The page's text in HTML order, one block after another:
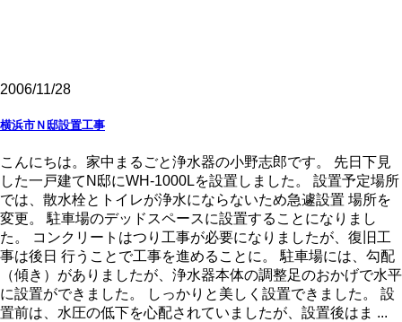
2006/11/28
横浜市Ｎ邸設置工事
こんにちは。家中まるごと浄水器の小野志郎です。 先日下見
した一戸建てN邸にWH-1000Lを設置しました。 設置予定場所
では、散水栓とトイレが浄水にならないため急遽設置 場所を
変更。 駐車場のデッドスペースに設置することになりまし
た。 コンクリートはつり工事が必要になりましたが、復旧工
事は後日 行うことで工事を進めることに。 駐車場には、勾配
（傾き）がありましたが、浄水器本体の調整足のおかげで水平
に設置ができました。 しっかりと美しく設置できました。 設
置前は、水圧の低下を心配されていましたが、設置後はま ...